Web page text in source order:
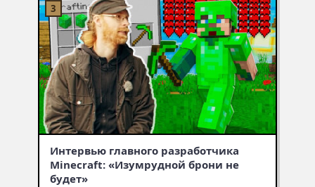
Интервью главного разработчика
Minecraft: «Изумрудной брони не
будет»